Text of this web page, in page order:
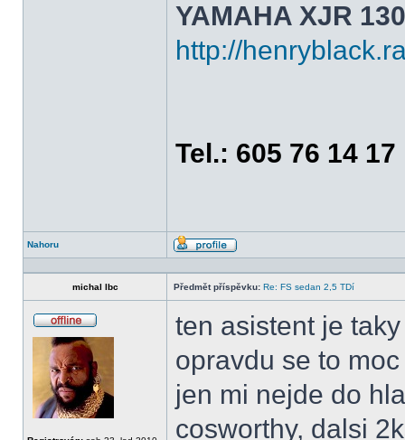
YAMAHA XJR
http://
Tel.: 605 76 14 17
Nahoru
Profil
michal lbc Předmět příspěvku: Re: FS sedan 2,5 TDí
ten asistent je
opravdu se to
jen mi nejde do
cosworthy, dalsi